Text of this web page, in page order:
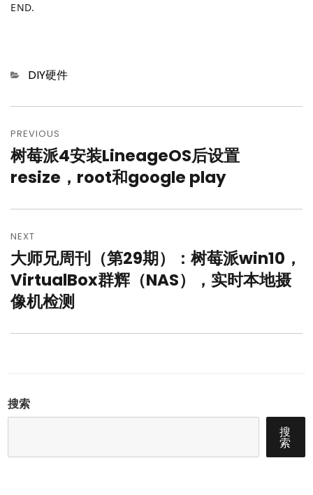
END.
Categories
DIY硬件
章
导
航
PREVIOUS
Previous
post:
树莓派4安装LineageOS后设置
resize，root和google play
NEXT
Next
post:
大师兄周刊（第29期）：树莓派win10，
VirtualBox群辉（NAS），实时本地摄
像机检测
搜索
搜
索